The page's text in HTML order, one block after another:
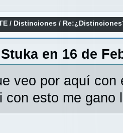
/ Distinciones /
en 16 de
veo por aquí
con esto me gano